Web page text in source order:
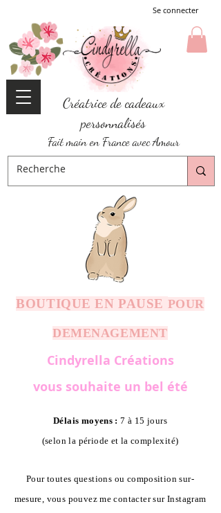
Se connecter
Créatrice de cadeaux
personnalisés
Fait main en France avec Amour
BOUTIQUE EN PAUSE POUR
DEMENAGEMENT
Cindyrella Créations
vous souhaite un bel été
Délais moyens : 7 à 15 jours
(selon la période et la complexité)
Pour toutes questions ou composition sur-
mesure, vous pouvez me contacter sur Instagram